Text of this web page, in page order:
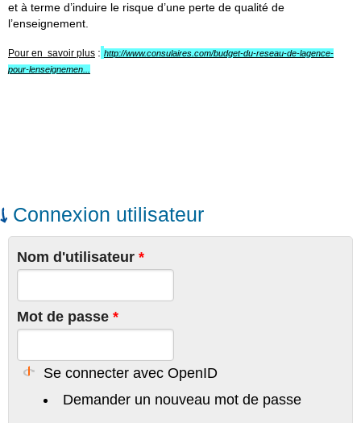
et à terme d’induire le risque d’une perte de qualité de
l’enseignement.
Pour en savoir plus : http://www.consulaires.com/budget-du-reseau-de-lagence-
pour-lenseignemen...
Connexion utilisateur
Nom d'utilisateur *
Mot de passe *
Se connecter avec OpenID
Demander un nouveau mot de passe